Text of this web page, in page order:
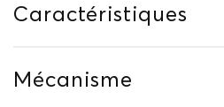
Caractéristiques
Mécanisme